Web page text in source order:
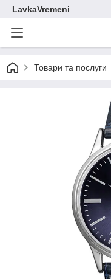
LavkaVremeni
Товари та послуги